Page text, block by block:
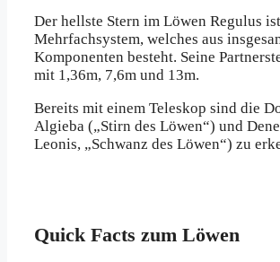
Der hellste Stern im Löwen Regulus
Mehrfachsystem, welches aus
Komponenten besteht. Seine
mit 1,36m, 7,6m und 13m.
Bereits mit einem Teleskop sind die
Algieba („Stirn des Löwen“) und
Leonis, „Schwanz des Löwen“) zu
Quick Facts zum Löwen